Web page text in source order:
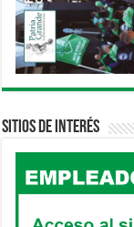
Sitios de interés